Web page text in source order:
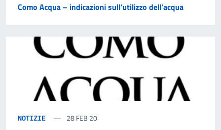
Como Acqua – indicazioni sull’utilizzo dell’acqua
NOTIZIE 28 FEB 20